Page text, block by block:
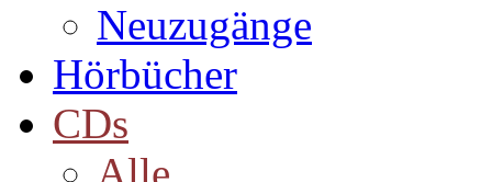
Neuzugänge
Hörbücher
CDs